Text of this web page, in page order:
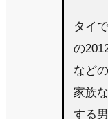
タイ
の
など
家族
する